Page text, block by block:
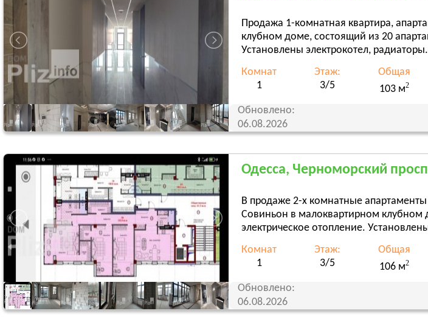
Продажа 1-комнатная квартира,
клубном доме, состоящий из 20
Установлены электрокотел,
Комнат
1
Этаж:
3/5
Общая
103 м2
Обновлено:
06.08.2026
Одесса, Черноморский
В продаже 2-х комнатные
Совиньон в малоквартирном клубном
электрическое отопление.
Комнат
1
Этаж:
3/5
Общая
106 м2
Обновлено:
06.08.2026